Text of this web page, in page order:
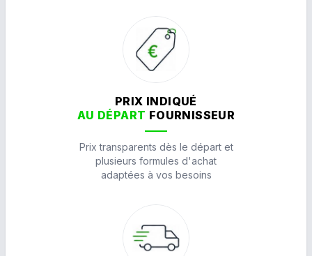
PRIX INDIQUÉ
AU DÉPART FOURNISSEUR
Prix transparents dès le départ et
plusieurs formules d'achat
adaptées à vos besoins